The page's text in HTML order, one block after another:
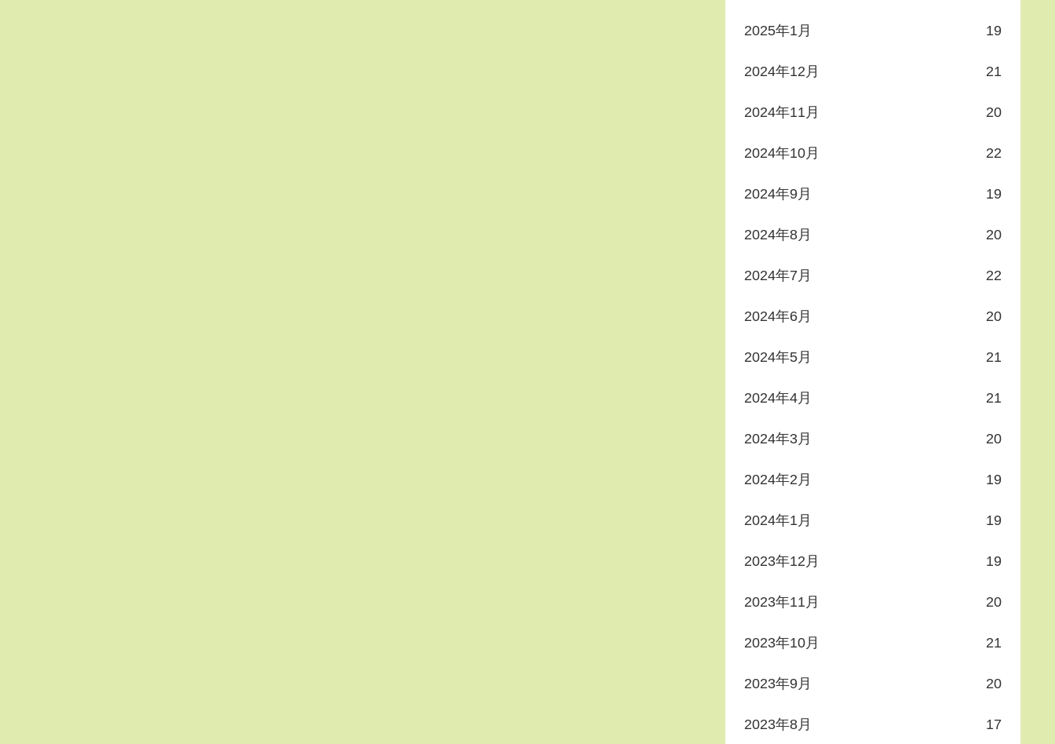
2025年1月 19
2024年12月 21
2024年11月 20
2024年10月 22
2024年9月 19
2024年8月 20
2024年7月 22
2024年6月 20
2024年5月 21
2024年4月 21
2024年3月 20
2024年2月 19
2024年1月 19
2023年12月 19
2023年11月 20
2023年10月 21
2023年9月 20
2023年8月 17